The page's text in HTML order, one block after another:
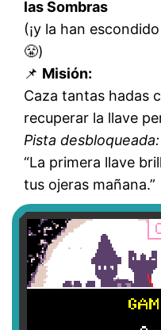
las Sombras
(¡y la han
😤)
📌 Misión:
Caza tantas hadas
recuperar la llave
Pista desbloqueada:
“La primera llave
tus ojeras mañana.”